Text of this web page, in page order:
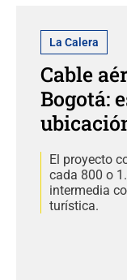
La Calera
Cable
Bogotá:
El proyecto
cada 800 o
intermedia
turística.